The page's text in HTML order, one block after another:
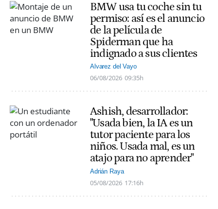
BMW usa tu coche sin tu
permiso: así es el anuncio
de la película de
Spiderman que ha
indignado a sus clientes
Alvarez del Vayo
06/08/2026 09:35h
Ashish, desarrollador:
"Usada bien, la IA es un
tutor paciente para los
niños. Usada mal, es un
atajo para no aprender"
Adrián Raya
05/08/2026 17:16h